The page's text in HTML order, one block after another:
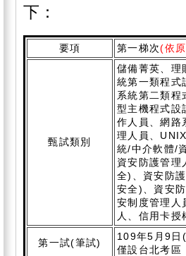
下：
要項 第一梯次(依
甄試類別
儲備菁英、理
統第一類程式
系統第二類程
型主機程式設
作人員、網路
理人員、
統/中介軟體/
資安防護管理
全)、資安防
安全)、資安
安制度管理人
人、信用卡授
第一試(筆試)
109年5月9日
僅設台北考區